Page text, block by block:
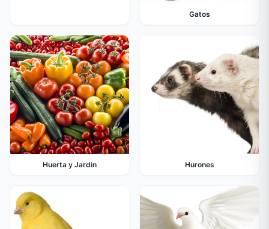
Gatos
Huerta y Jardin Hurones